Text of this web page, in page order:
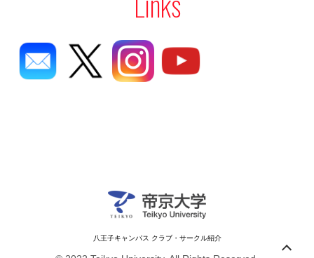
八王子キャンパス クラブ・サークル紹介